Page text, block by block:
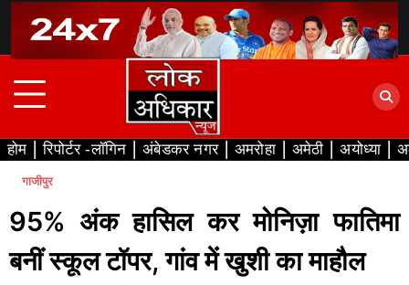
content
होम रिपोर्टर -लॉगिन अंबेडकर नगर अमरोहा अमेठी अयोध्या
गाजीपुर
95% अंक हासिल कर मोनिज़ा फातिमा
बनीं स्कूल टॉपर, गांव में खुशी का माहौल